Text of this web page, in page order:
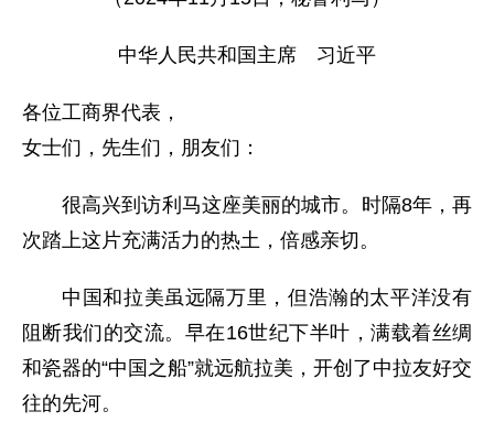
中华人民共和国主席 习近平
各位工商界代表，
女士们，先生们，朋友们：
很高兴到访利马这座美丽的城市。时隔8年，再
次踏上这片充满活力的热土，倍感亲切。
中国和拉美虽远隔万里，但浩瀚的太平洋没有
阻断我们的交流。早在16世纪下半叶，满载着丝绸
和瓷器的“中国之船”就远航拉美，开创了中拉友好交
往的先河。